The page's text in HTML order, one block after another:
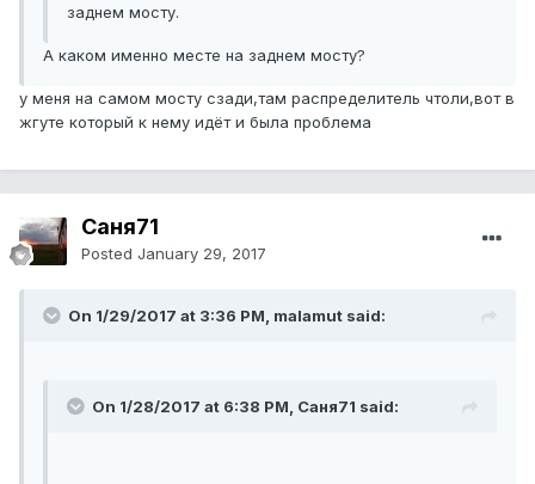
заднем мосту.
А каком именно месте на заднем мосту?
у меня на самом мосту сзади,там распределитель чтоли,вот в
жгуте который к нему идёт и была проблема
Саня71
Posted January 29, 2017
On 1/29/2017 at 3:36 PM, malamut said:
On 1/28/2017 at 6:38 PM, Саня71 said: